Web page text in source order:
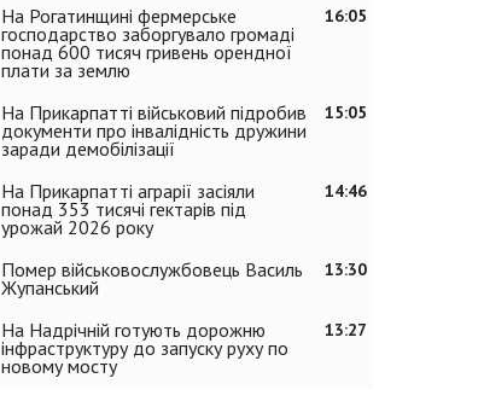
16:05
На Рогатинщині фермерське
господарство заборгувало громаді
понад 600 тисяч гривень орендної
плати за землю
15:05
На Прикарпатті військовий підробив
документи про інвалідність дружини
заради демобілізації
14:46
На Прикарпатті аграрії засіяли
понад 353 тисячі гектарів під
урожай 2026 року
13:30
Помер військовослужбовець Василь
Жупанський
13:27
На Надрічній готують дорожню
інфраструктуру до запуску руху по
новому мосту